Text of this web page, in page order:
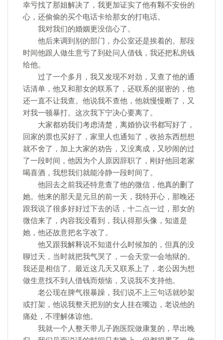
幸亏找了那姐解决了，我更加证实了他有颗不安份的
心，还偷偷的买个电话卡给那女的打电话。
我对我们的婚姻更没信心了。
他后来调到别的部门，办公室还是挨着的。那段
时间他跟人做生意亏了到处问人借钱，我还把私房钱
给他。
过了一个多月，我又发现不对劲，又查了他的通
话清单，他又和那女的联系了，还联系的挺密的，他
还一直不让我查。他说我不查他，他就慢慢断了，又
对我一顿暴打。这次我下宁决心要离了。
大家都劝我们考虑清楚，离婚协议书都写好了，
回家的票也买好了，家里人也通知了，收拾东西想想
就不舍了，加上大家的劝告，又没离成，又吵闹的过
了一段时间，他因为个人原因辞职了，刚好他回老家
喝喜酒，我想我们就能冷静一段时间了。
他回去之前我还特意查了他的微信，他真的删了
她。他来的那天是元旦的前一天，我特开心，那晚还
跟我说了很多好好过下去的话，十二点一过，那女的
微信来了，内容我没看到，我认得那头像，知道是
她，他还故意把名字改了。
他又跟我解释说不知道什么时候加的，但真的没
聊过天，当时就把我气哭了，一会天堂一会地狱的。
我还是相信了。最近这几天又联系上了，老公因为想
做生意找不到人借钱而烦恼，又说我不支持他。
老公现在脾气很暴躁，我们说不上三句话就吵架
或打架，他说我整天把别的女人挂在嘴边，老说他的
痛处，不理解体谅他。
我就一个人整天带儿子跑医院做康复的，早出晚